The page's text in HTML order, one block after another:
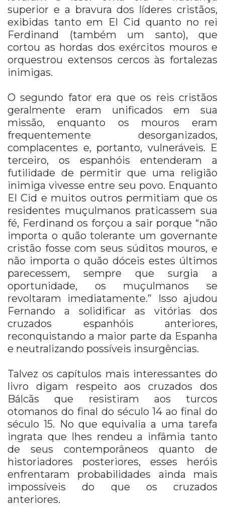
superior e a bravura dos líderes cristãos,
exibidas tanto em El Cid quanto no rei
Ferdinand (também um santo), que
cortou as hordas dos exércitos mouros e
orquestrou extensos cercos às fortalezas
inimigas.
O segundo fator era que os reis cristãos
geralmente eram unificados em sua
missão, enquanto os mouros eram
frequentemente desorganizados,
complacentes e, portanto, vulneráveis. E
terceiro, os espanhóis entenderam a
futilidade de permitir que uma religião
inimiga vivesse entre seu povo. Enquanto
El Cid e muitos outros permitiam que os
residentes muçulmanos praticassem sua
fé, Ferdinand os forçou a sair porque “não
importa o quão tolerante um governante
cristão fosse com seus súditos mouros, e
não importa o quão dóceis estes últimos
parecessem, sempre que surgia a
oportunidade, os muçulmanos se
revoltaram imediatamente.” Isso ajudou
Fernando a solidificar as vitórias dos
cruzados espanhóis anteriores,
reconquistando a maior parte da Espanha
e neutralizando possíveis insurgências.
Talvez os capítulos mais interessantes do
livro digam respeito aos cruzados dos
Bálcãs que resistiram aos turcos
otomanos do final do século 14 ao final do
século 15. No que equivalia a uma tarefa
ingrata que lhes rendeu a infâmia tanto
de seus contemporâneos quanto de
historiadores posteriores, esses heróis
enfrentaram probabilidades ainda mais
impossíveis do que os cruzados
anteriores.